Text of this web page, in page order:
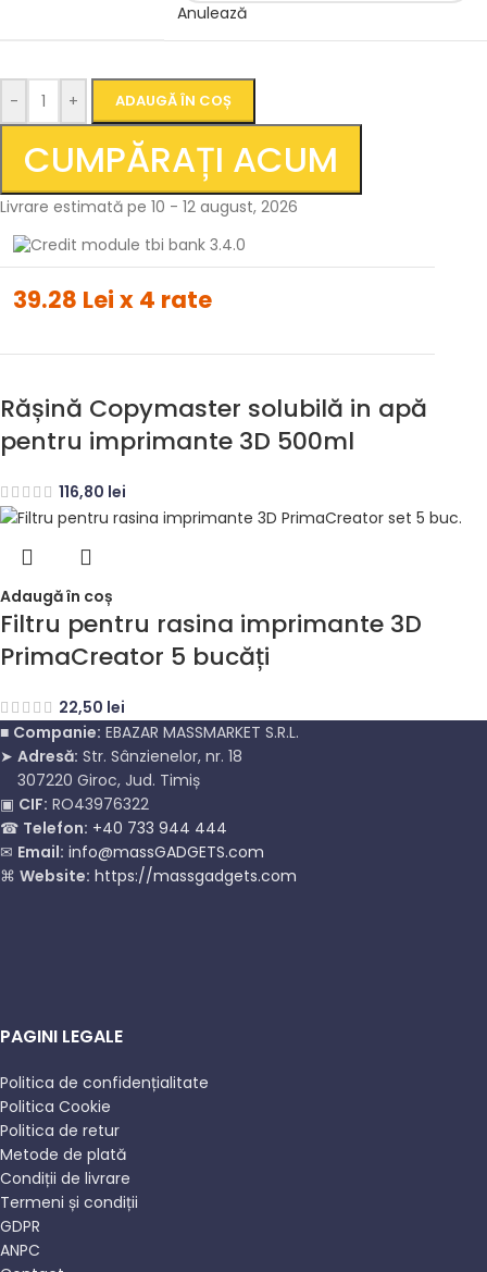
Anulează
- + ADAUGĂ ÎN COȘ
CUMPĂRAȚI ACUM
Livrare estimată pe 10 - 12 august, 2026
39.28 Lei x 4 rate
Rășină Copymaster solubilă in apă
pentru imprimante 3D 500ml
116,80 lei
Adaugă în coș
Filtru pentru rasina imprimante 3D
PrimaCreator 5 bucăți
22,50 lei
■ Companie: EBAZAR MASSMARKET S.R.L.
➤ Adresă: Str. Sânzienelor, nr. 18
307220 Giroc, Jud. Timiș
▣ CIF: RO43976322
☎ Telefon: +40 733 944 444
✉ Email: info@massGADGETS.com
⌘ Website: https://massgadgets.com
PAGINI LEGALE
Politica de confidențialitate
Politica Cookie
Politica de retur
Metode de plată
Condiții de livrare
Termeni și condiții
GDPR
ANPC